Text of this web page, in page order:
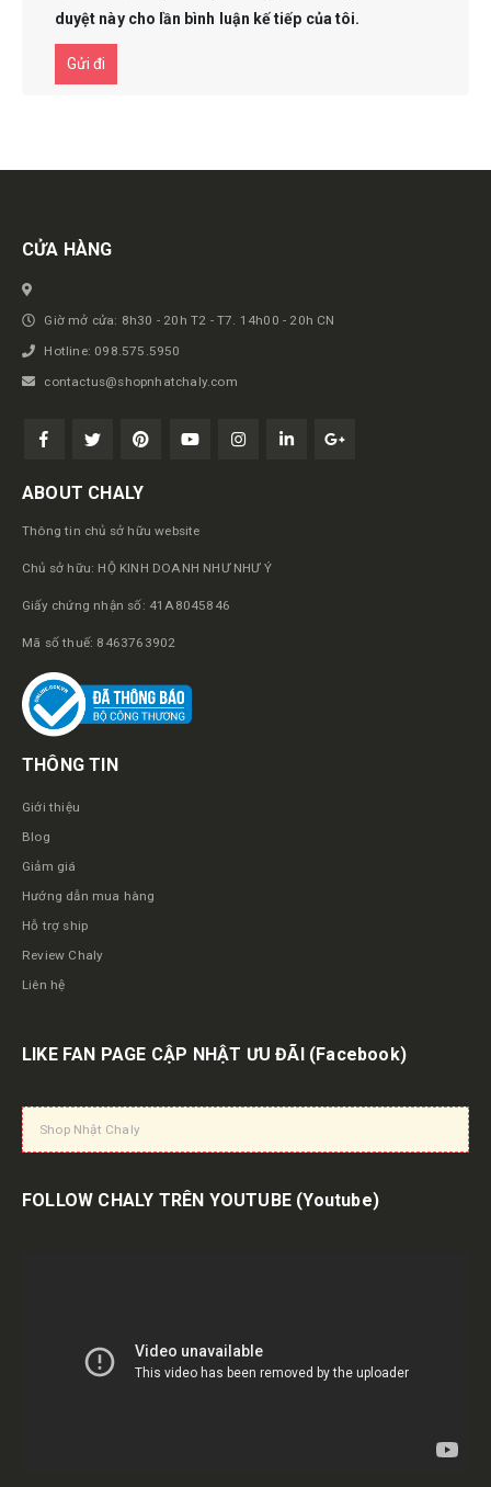
duyệt này cho lần bình luận kế tiếp của tôi.
Get in touch
CỬA HÀNG
Giờ mở cửa: 8h30 - 20h T2 - T7. 14h00 - 20h CN
Hotline: 098.575.5950
contactus@shopnhatchaly.com
ABOUT CHALY
Thông tin chủ sở hữu website
Chủ sở hữu: HỘ KINH DOANH NHƯ NHƯ Ý
Giấy chứng nhận số: 41A8045846
Mã số thuế: 8463763902
THÔNG TIN
Giới thiệu
Blog
Giảm giá
Hướng dẫn mua hàng
Hỗ trợ ship
Review Chaly
Liên hệ
LIKE FAN PAGE CẬP NHẬT ƯU ĐÃI (Facebook)
Shop Nhật Chaly
FOLLOW CHALY TRÊN YOUTUBE (Youtube)